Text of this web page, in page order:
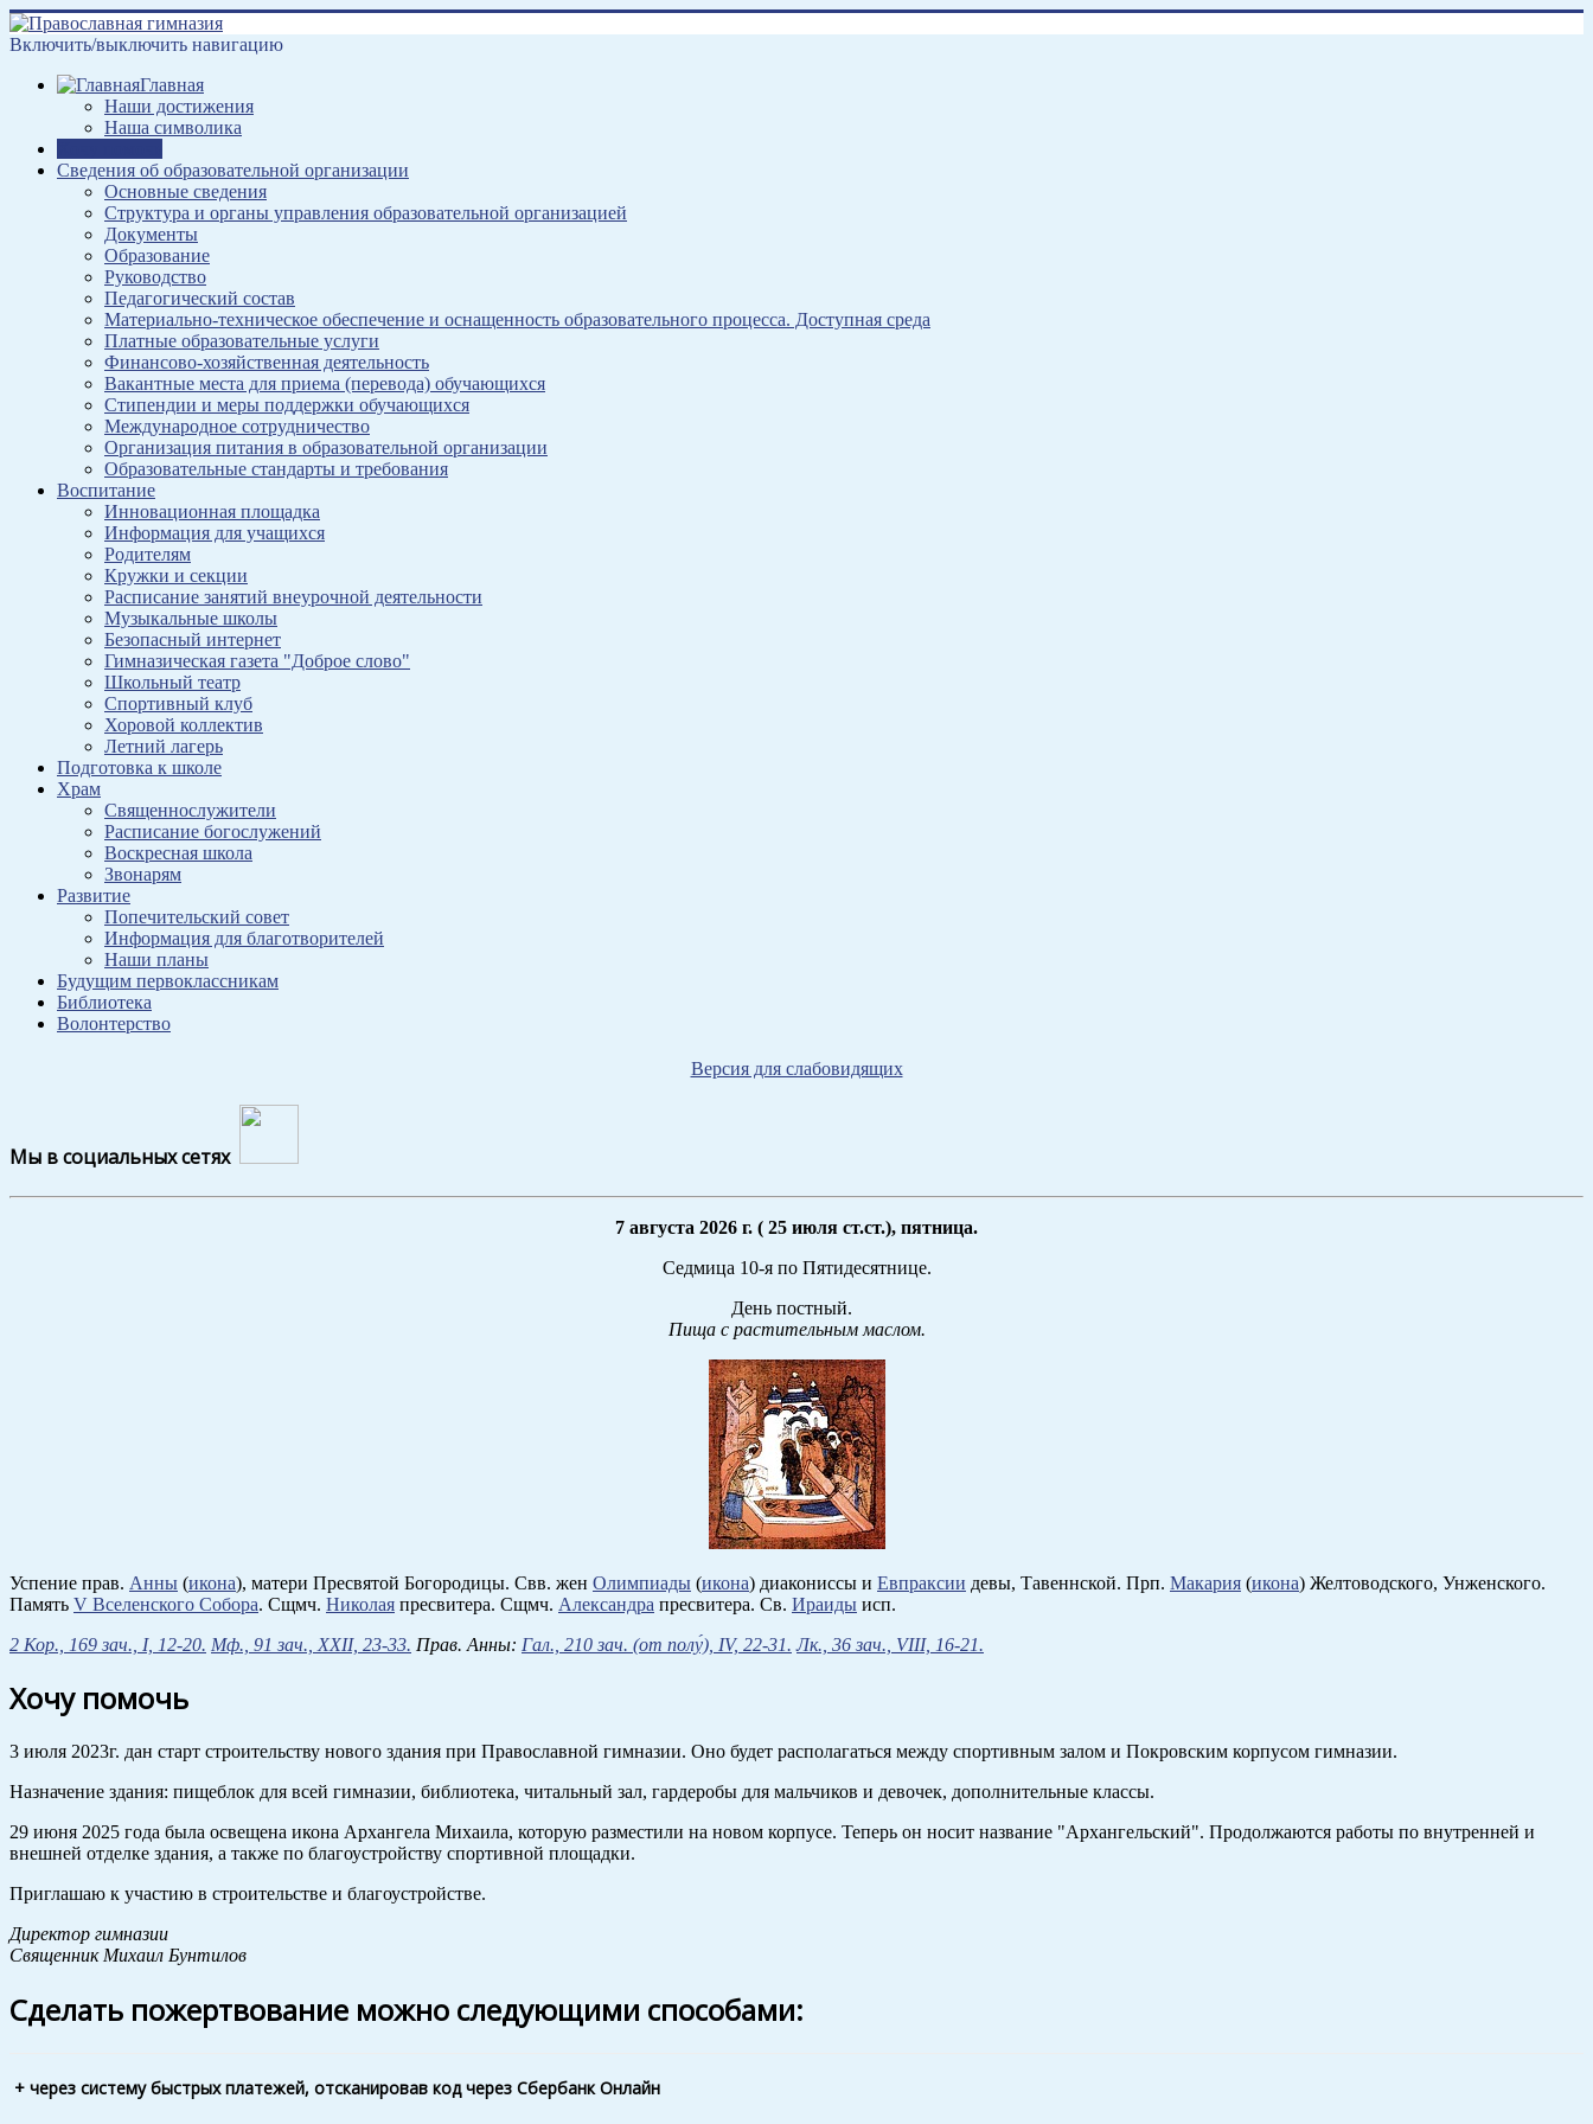
Включить/выключить навигацию
Главная
Наши достижения
Наша символика
Сведения об образовательной организации
Основные сведения
Структура и органы управления образовательной организацией
Документы
Образование
Руководство
Педагогический состав
Материально-техническое обеспечение и оснащенность образовательного процесса. Доступная среда
Платные образовательные услуги
Финансово-хозяйственная деятельность
Вакантные места для приема (перевода) обучающихся
Стипендии и меры поддержки обучающихся
Международное сотрудничество
Организация питания в образовательной организации
Образовательные стандарты и требования
Воспитание
Инновационная площадка
Информация для учащихся
Родителям
Кружки и секции
Расписание занятий внеурочной деятельности
Музыкальные школы
Безопасный интернет
Гимназическая газета "Доброе слово"
Школьный театр
Спортивный клуб
Хоровой коллектив
Летний лагерь
Подготовка к школе
Храм
Священнослужители
Расписание богослужений
Воскресная школа
Звонарям
Развитие
Попечительский совет
Информация для благотворителей
Наши планы
Будущим первоклассникам
Библиотека
Волонтерство
Версия для слабовидящих
Мы в социальных сетях
7 августа 2026 г. ( 25 июля ст.ст.), пятница.
Седмица 10-я по Пятидесятнице.
День постный.
Пища с растительным маслом.
Успение прав. Анны (икона), матери Пресвятой Богородицы. Свв. жен Олимпиады (икона) диакониссы и Евпраксии девы, Тавеннской. Прп. Макария (икона) Желтоводского, Унженского.
Память V Вселенского Собора. Сщмч. Николая пресвитера. Сщмч. Александра пресвитера. Св. Ираиды исп.
2 Кор., 169 зач., I, 12-20. Мф., 91 зач., XXII, 23-33. Прав. Анны: Гал., 210 зач. (от полу́), IV, 22-31. Лк., 36 зач., VIII, 16-21.
Хочу помочь
3 июля 2023г. дан старт строительству нового здания при Православной гимназии. Оно будет располагаться между спортивным залом и Покровским корпусом гимназии.
Назначение здания: пищеблок для всей гимназии, библиотека, читальный зал, гардеробы для мальчиков и девочек, дополнительные классы.
29 июня 2025 года была освещена икона Архангела Михаила, которую разместили на новом корпусе. Теперь он носит название "Архангельский". Продолжаются работы по внутренней и
внешней отделке здания, а также по благоустройству спортивной площадки.
Приглашаю к участию в строительстве и благоустройстве.
Директор гимназии
Священник Михаил Бунтилов
Сделать пожертвование можно следующими способами:
+ через систему быстрых платежей, отсканировав код через Сбербанк Онлайн